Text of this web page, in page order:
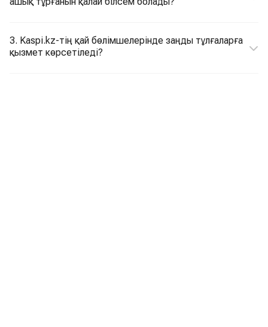
3. Kaspi.kz-тің қай бөлімшелерінде заңды тұлғаларға
қызмет көрсетіледі?